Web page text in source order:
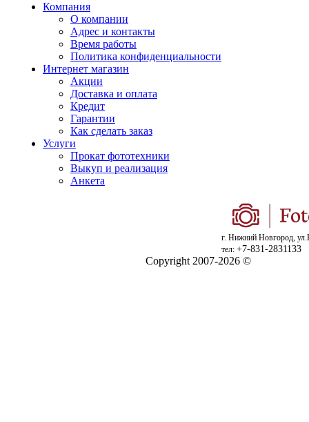
Компания
О компании
Адрес и контакты
Время работы
Политика конфиденциальности
Интернет магазин
Акции
Доставка и оплата
Кредит
Гарантии
Как сделать заказ
Услуги
Прокат фототехники
Выкуп и реализация
Анкета
г. Нижний Новгород,
тел: +7-831-2831133
Copyright 2007-2026 ©